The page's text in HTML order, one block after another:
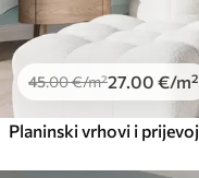
45.00€/m²27 .00 €/m²